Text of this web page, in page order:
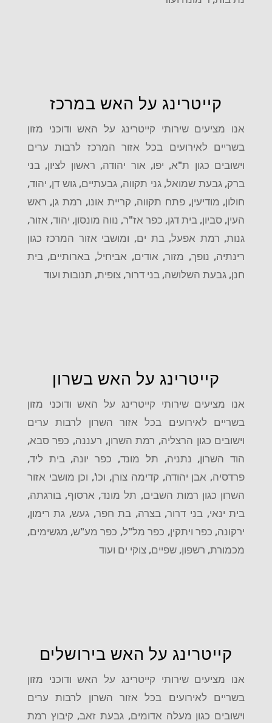
קייטרינג על האש במרכז
אנו מציעים שירותי קייטרינג על האש ודוכני מזון
בשריים לאירועים בכל אזור המרכז לרבות ערים
וישובים כגון ת"א, יפו, אור יהודה, ראשון לציון, בני
ברק, גבעת שמואל, גני תקווה, גבעתיים, גוש דן, יהוד,
חולון, מודיעין, פתח תקווה, קריית אונו, רמת גן, ראש
העין, סביון, בית דגן, כפר אז"ר, נווה מונסון, יהוד, אזור,
גנות, רמת אפעל, בת ים, ומושבי אזור המרכז כגון
רינתיה, נופך, מזור, אודים, אביחיל, בארותיים, בית
חנן, גבעת השלושה, בני דרור, צופית, תנובות ועוד
קייטרינג על האש בשרון
אנו מציעים שירותי קייטרינג על האש ודוכני מזון
בשריים לאירועים בכל אזור השרון לרבות ערים
וישובים כגון הרצליה, רמת השרון, רעננה, כפר סבא,
הוד השרון, נתניה, תל מונד, כפר יונה, בית ליד,
פרדסיה, אבן יהודה, קדימה צורן, וכו', וכן מושבי אזור
השרון כגון רמות השבים, תל מונד, ארסוף, בורגתה,
בית ינאי, בני דרור, בצרה, בת חפר, געש, גת רימון,
ירקונה, כפר ויתקין, כפר מל"ל, כפר מע"ש, מגשימים,
מכמורת, רשפון, שפיים, צוקי ים ועוד
קייטרינג על האש בירושלים
אנו מציעים שירותי קייטרינג על האש ודוכני מזון
בשריים לאירועים בכל אזור השרון לרבות ערים
וישובים כגון מעלה אדומים, גבעת זאב, קיבוץ רמת